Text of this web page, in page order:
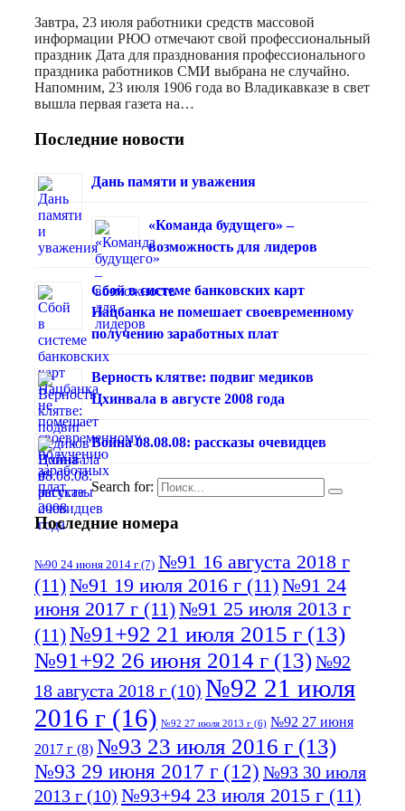
Завтра, 23 июля работники средств массовой
информации РЮО отмечают свой профессиональный
праздник Дата для празднования профессионального
праздника работников СМИ выбрана не случайно.
Напомним, 23 июля 1906 года во Владикавказе в свет
вышла первая газета на…
Последние новости
Дань памяти и уважения
«Команда будущего» –
возможность для лидеров
Сбой в системе банковских карт
Нацбанка не помешает своевременному
получению заработных плат
Верность клятве: подвиг медиков
Цхинвала в августе 2008 года
Война 08.08.08: рассказы очевидцев
Search for:
Последние номера
№90 24 июня 2014 г (7) №91 16 августа 2018 г
(11)№91 19 июля 2016 г (11)№91 24
июня 2017 г (11)№91 25 июля 2013 г
(11)№91+92 21 июля 2015 г (13)
№91+92 26 июня 2014 г (13)№92
18 августа 2018 г (10) №92 21 июля
2016 г (16) №92 27 июля 2013 г (6) №92 27 июня
2017 г (8) №93 23 июля 2016 г (13)
№93 29 июня 2017 г (12) №93 30 июля
2013 г (10) №93+94 23 июля 2015 г (11)